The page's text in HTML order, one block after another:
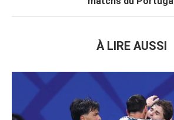
À LIRE AUSSI